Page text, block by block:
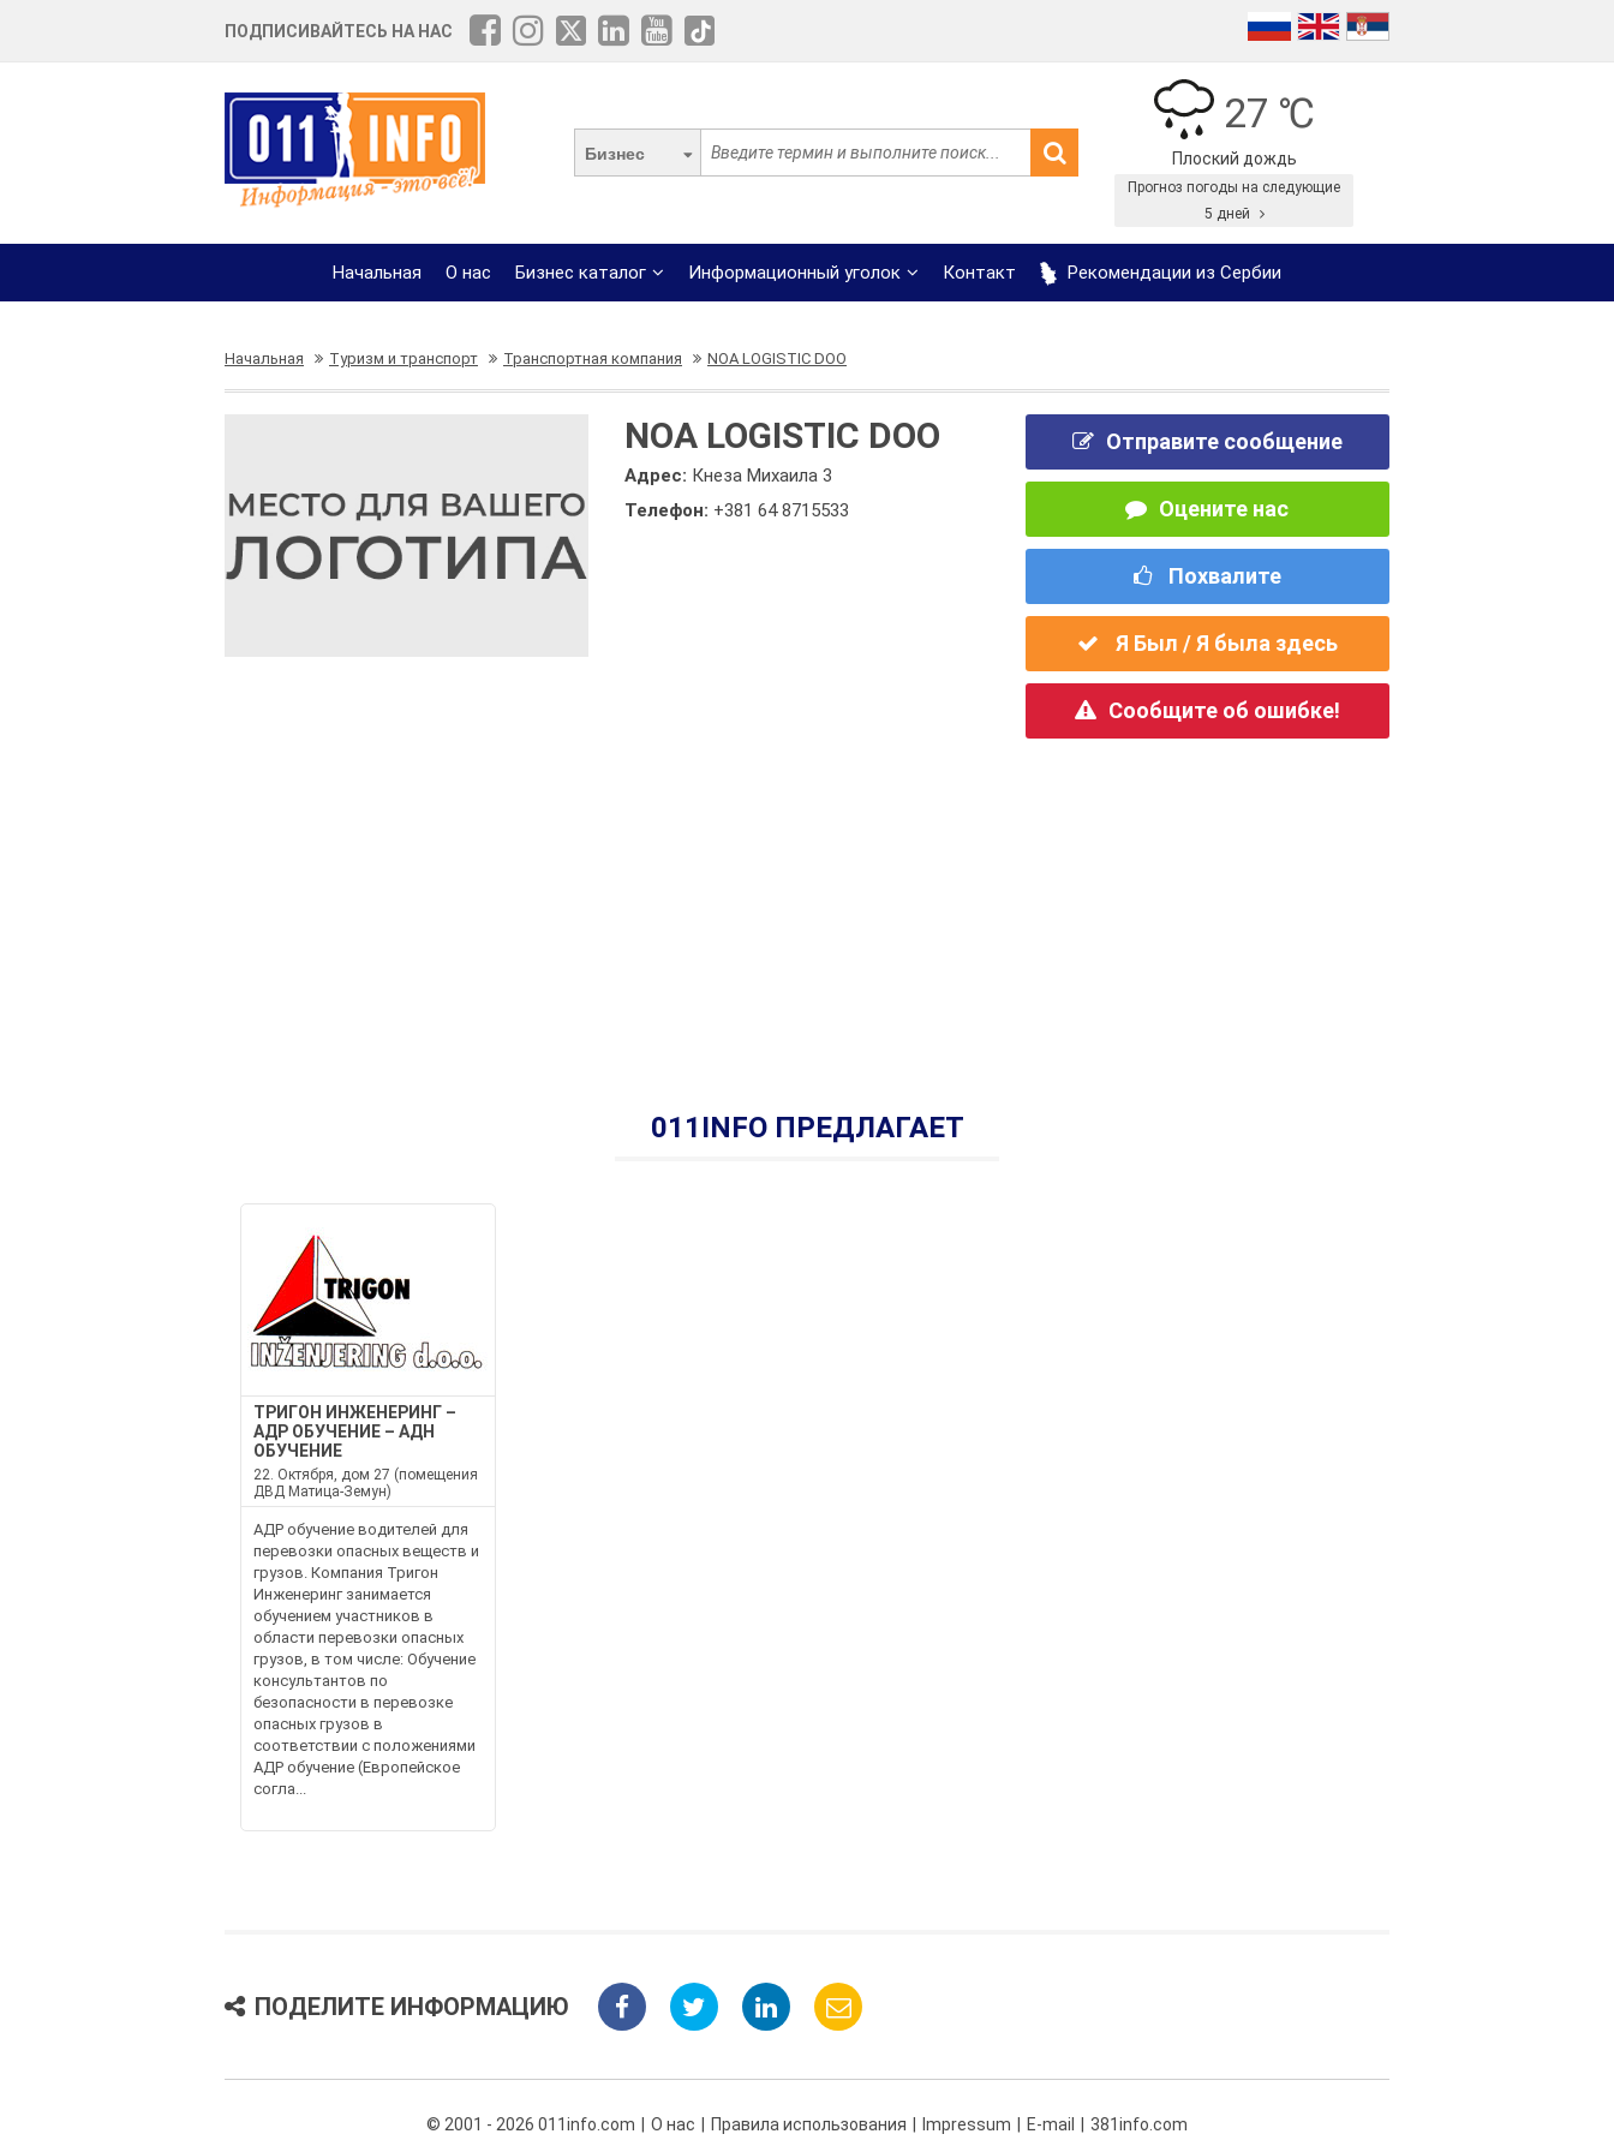
ПОДПИСИВАЙТЕСЬ НА НАС
Бизнес
27 ℃
Плоский дождь
Прогноз погоды на следующие
5 дней
Начальная О нас Бизнес каталог Информационный уголок Контакт Рекомендации из Сербии
Начальная Туризм и транспорт Транспортная компания NOA LOGISTIC DOO
NOA LOGISTIC DOO
Адрес: Кнеза Михаила 3
Телефон: +381 64 8715533
Отправите сообщение
Оцените нас
Похвалите
Я Был / Я была здесь
Сообщите об ошибке!
011INFO ПРЕДЛАГАЕТ
ТРИГОН ИНЖЕНЕРИНГ –
АДР ОБУЧЕНИЕ – АДН
ОБУЧЕНИЕ
22. Октября, дом 27 (помещения
ДВД Матица-Земун)
АДР обучение водителей для
перевозки опасных веществ и
грузов. Компания Тригон
Инженеринг занимается
обучением участников в
области перевозки опасных
грузов, в том числе: Обучение
консультантов по
безопасности в перевозке
опасных грузов в
соответствии с положениями
АДР обучение (Европейское
согла...
ПОДЕЛИТЕ ИНФОРМАЦИЮ
© 2001 - 2026 011info.com О нас Правила использования Impressum E-mail 381info.com